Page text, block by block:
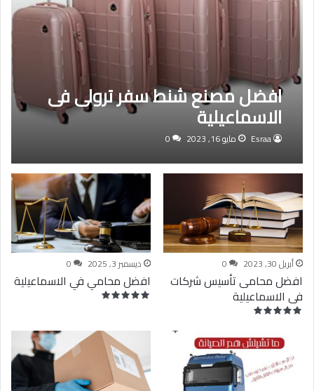
افضل مصنع شنط سفر ترولى فى
الاسماعيلية
Esraa مايو 16, 2023 0
أبريل 30, 2023 0
افضل محامى تأسيس شركات
فى الاسماعيلية
ديسمبر 3, 2025 0
افضل محامي في الاسماعيلية